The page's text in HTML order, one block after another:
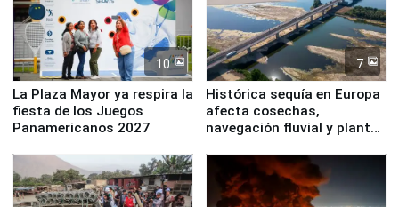
10
La Plaza Mayor ya respira la
fiesta de los Juegos
Panamericanos 2027
7
Histórica sequía en Europa
afecta cosechas,
navegación fluvial y plantas